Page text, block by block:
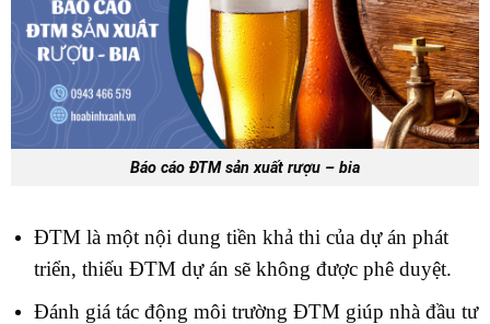
Báo cáo ĐTM sản xuất rượu – bia
ĐTM là một nội dung tiền khả thi của dự án phát
triển, thiếu ĐTM dự án sẽ không được phê duyệt.
Đánh giá tác động môi trường ĐTM giúp nhà đầu tư